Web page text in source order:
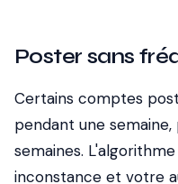
Poster sans
Certains comptes
pendant une
semaines.
inconstance et votre